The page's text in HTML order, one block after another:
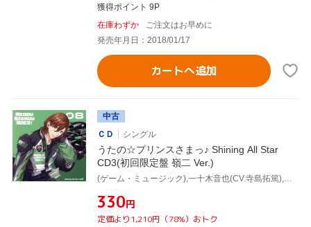
獲得ポイント 9P
在庫わずか
ご注文はお早めに
発売年月日：2018/01/17
カートへ追加
中古
ＣＤ
シングル
うたの☆プリンスさまっ♪ Shining All Star
CD3(初回限定盤 嶺二 Ver.)
¥330円
定価より1,210円（78%）おトク